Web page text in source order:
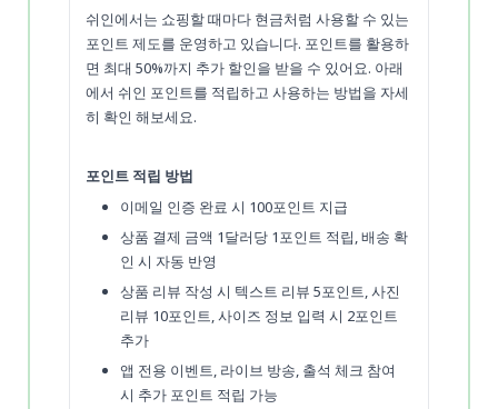
쉬인에서는 쇼핑할 때마다 현금처럼 사용할 수 있는
포인트 제도를 운영하고 있습니다. 포인트를 활용하
면 최대 50%까지 추가 할인을 받을 수 있어요. 아래
에서 쉬인 포인트를 적립하고 사용하는 방법을 자세
히 확인 해보세요.
포인트 적립 방법
이메일 인증 완료 시 100포인트 지급
상품 결제 금액 1달러당 1포인트 적립, 배송 확
인 시 자동 반영
상품 리뷰 작성 시 텍스트 리뷰 5포인트, 사진
리뷰 10포인트, 사이즈 정보 입력 시 2포인트
추가
앱 전용 이벤트, 라이브 방송, 출석 체크 참여
시 추가 포인트 적립 가능